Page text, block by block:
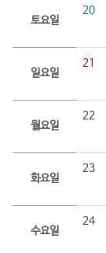
토요일
20
일요일
21
월요일
22
화요일
23
수요일
24